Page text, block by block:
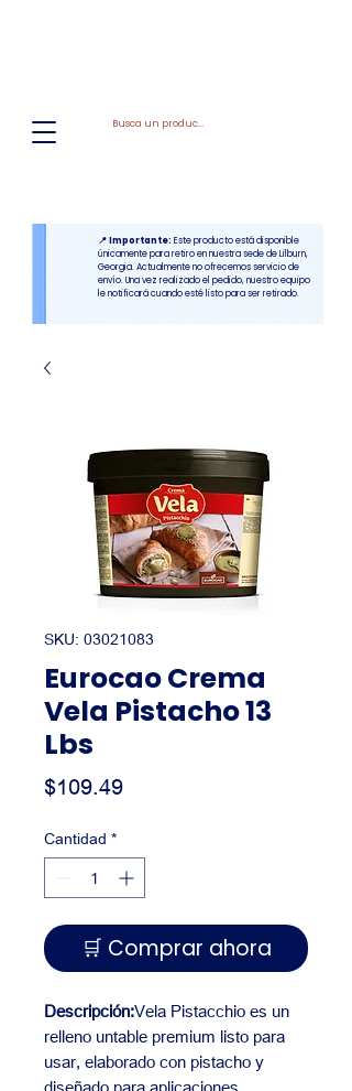
📍 Importante: Este producto está disponible
únicamente para retiro en nuestra sede de Lilburn,
Georgia. Actualmente no ofrecemos servicio de
envío. Una vez realizado el pedido, nuestro equipo
le notificará cuando esté listo para ser retirado.
SKU: 03021083
Eurocao Crema
Vela Pistacho 13
Lbs
$109.49Precio
Cantidad *
🛒 Comprar ahora
Descripción:Vela Pistacchio es un
relleno untable premium listo para
usar, elaborado con pistacho y
diseñado para aplicaciones